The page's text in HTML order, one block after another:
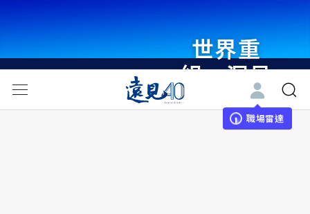
世界重
組・洞見
未來 與
世界領袖
職場雷達